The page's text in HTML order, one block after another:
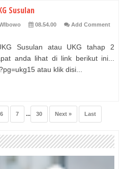
Susulan
08.54.00
Add Comment
Susulan atau UKG tahap 2
anda lihat di link berikut ini...
atau klik disi...
6 7 ... 30 Next » Last